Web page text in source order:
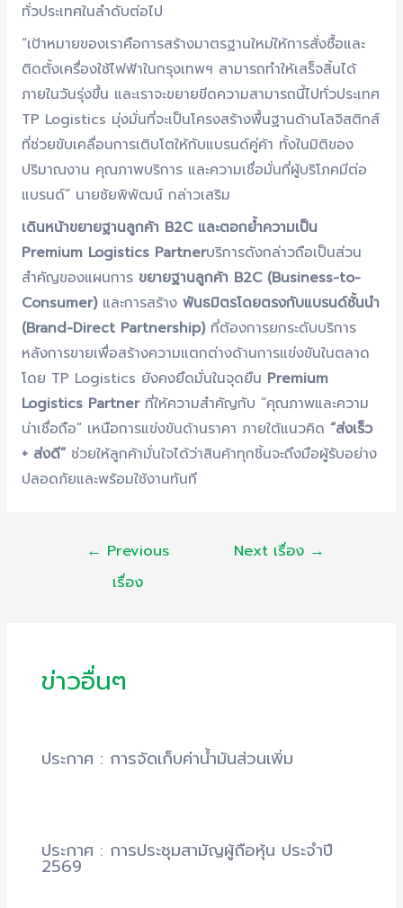
ทั่วประเทศในลำดับต่อไป
“เป้าหมายของเราคือการสร้างมาตรฐานใหม่ให้การสั่งซื้อและ
ติดตั้งเครื่องใช้ไฟฟ้าในกรุงเทพฯ สามารถทำให้เสร็จสิ้นได้
ภายในวันรุ่งขึ้น และเราจะขยายขีดความสามารถนี้ไปทั่วประเทศ
TP Logistics มุ่งมั่นที่จะเป็นโครงสร้างพื้นฐานด้านโลจิสติกส์
ที่ช่วยขับเคลื่อนการเติบโตให้กับแบรนด์คู่ค้า ทั้งในมิติของ
ปริมาณงาน คุณภาพบริการ และความเชื่อมั่นที่ผู้บริโภคมีต่อ
แบรนด์” นายชัยพิพัฒน์ กล่าวเสริม
เดินหน้าขยายฐานลูกค้า B2C และตอกย้ำความเป็น
Premium Logistics Partnerบริการดังกล่าวถือเป็นส่วน
สำคัญของแผนการ ขยายฐานลูกค้า B2C (Business-to-
Consumer)และการสร้าง พันธมิตรโดยตรงกับแบรนด์ชั้นนำ
(Brand-Direct Partnership)ที่ต้องการยกระดับบริการ
หลังการขายเพื่อสร้างความแตกต่างด้านการแข่งขันในตลาด
โดย TP Logistics ยังคงยึดมั่นในจุดยืน Premium
Logistics Partnerที่ให้ความสำคัญกับ “คุณภาพและความ
น่าเชื่อถือ” เหนือการแข่งขันด้านราคา ภายใต้แนวคิด “ส่งเร็ว
+ ส่งดี”ช่วยให้ลูกค้ามั่นใจได้ว่าสินค้าทุกชิ้นจะถึงมือผู้รับอย่าง
ปลอดภัยและพร้อมใช้งานทันที
← Previous
เรื่อง
Next เรื่อง →
ข่าวอื่นๆ
ประกาศ : การจัดเก็บค่าน้ำมันส่วนเพิ่ม
ประกาศ : การประชุมสามัญผู้ถือหุ้น ประจำปี
2569